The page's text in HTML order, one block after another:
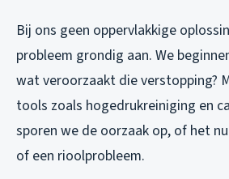
Bij ons geen oppervlakkige
probleem grondig aan. We
wat veroorzaakt die verstopping?
tools zoals hogedrukreiniging en
sporen we de oorzaak op, of het
of een rioolprobleem.